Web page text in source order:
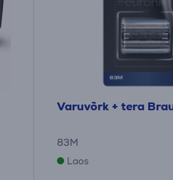
Varuvõrk + tera
83M
Laos